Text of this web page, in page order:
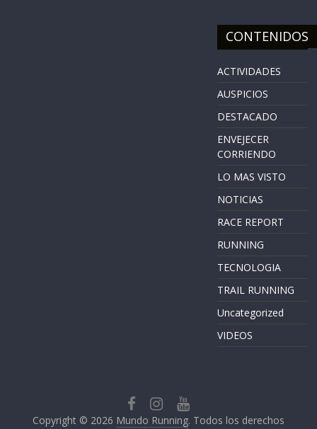
CONTENIDOS
ACTIVIDADES
AUSPICIOS
DESTACADO
ENVEJECER
CORRIENDO
LO MAS VISTO
NOTICIAS
RACE REPORT
RUNNING
TECNOLOGIA
TRAIL RUNNING
Uncategorized
VIDEOS
Copyright © 2026 Mundo Running. Todos los derechos